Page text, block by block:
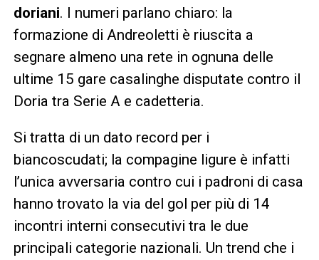
doriani. I numeri parlano chiaro: la
formazione di Andreoletti è riuscita a
segnare almeno una rete in ognuna delle
ultime 15 gare casalinghe disputate contro il
Doria tra Serie A e cadetteria.
Si tratta di un dato record per i
biancoscudati; la compagine ligure è infatti
l’unica avversaria contro cui i padroni di casa
hanno trovato la via del gol per più di 14
incontri interni consecutivi tra le due
principali categorie nazionali. Un trend che i